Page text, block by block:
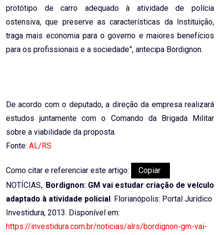
protótipo de carro adequado à atividade de polícia
ostensiva, que preserve as características da Instituição,
traga mais economia para o governo e maiores benefícios
para os profissionais e a sociedade”, antecipa Bordignon.
De acordo com o deputado, a direção da empresa realizará
estudos juntamente com o Comando da Brigada Militar
sobre a viabilidade da proposta.
Fonte: AL/RS
Como citar e referenciar este artigo:
Copiar
NOTÍCIAS,. Bordignon: GM vai estudar criação de veículo
adaptado à atividade policial . Florianópolis: Portal Jurídico
Investidura, 2013. Disponível em:
https://investidura.com.br/noticias/alrs/bordignon-gm-vai-